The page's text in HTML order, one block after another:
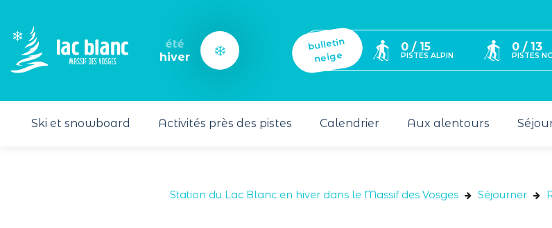
été
hiver
bulletin
neige
0 / 15
PISTES ALPIN
0 / 13
PISTES
Ski et snowboard Activités près des pistes Calendrier Aux alentours
Station du Lac Blanc en hiver dans le Massif des Vosges Séjourner